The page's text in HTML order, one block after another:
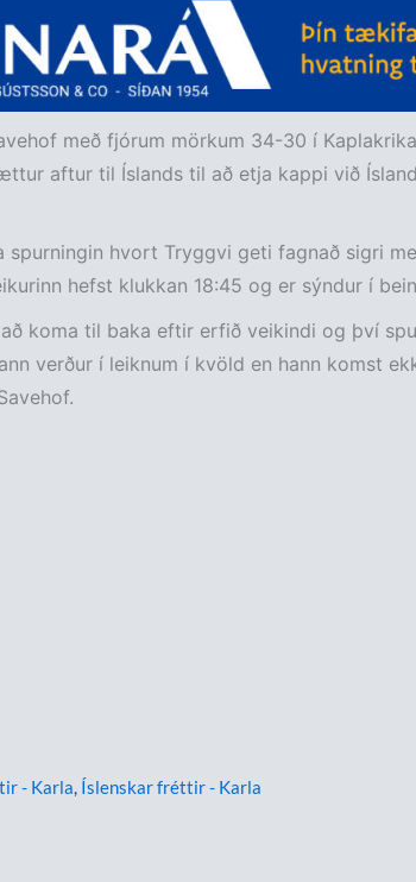
með fjórum mörkum 34-30 í
aftur til Íslands til að etja kappi við
spurningin hvort Tryggvi geti fagnað sigri
hefst klukkan 18:45 og er sýndur í
koma til baka eftir erfið veikindi og því
verður í leiknum í kvöld en hann komst
- Karla, Íslenskar fréttir - Karla